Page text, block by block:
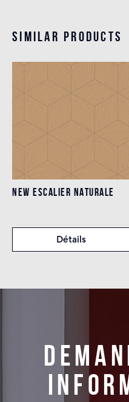
Similar products
NEW ESCALIER NATURALE
Détails